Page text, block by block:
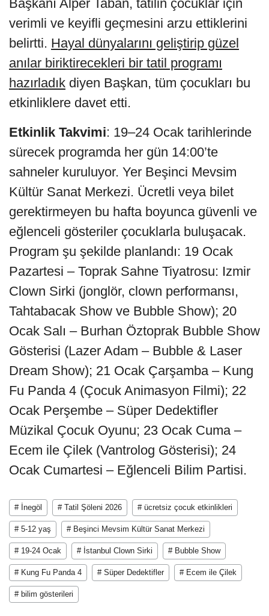
Başkanı Alper Taban, tatilin çocuklar için
verimli ve keyifli geçmesini arzu ettiklerini
belirtti. Hayal dünyalarını geliştirip güzel
anılar biriktirecekleri bir tatil programı
hazırladık diyen Başkan, tüm çocukları bu
etkinliklere davet etti.
Etkinlik Takvimi: 19–24 Ocak tarihlerinde
sürecek programda her gün 14:00’te
sahneler kuruluyor. Yer Beşinci Mevsim
Kültür Sanat Merkezi. Ücretli veya bilet
gerektirmeyen bu hafta boyunca güvenli ve
eğlenceli gösteriler çocuklarla buluşacak.
Program şu şekilde planlandı: 19 Ocak
Pazartesi – Toprak Sahne Tiyatrosu: Izmir
Clown Sirki (jonglör, clown performansı,
Tahtabacak Show ve Bubble Show); 20
Ocak Salı – Burhan Öztoprak Bubble Show
Gösterisi (Lazer Adam – Bubble & Laser
Dream Show); 21 Ocak Çarşamba – Kung
Fu Panda 4 (Çocuk Animasyon Filmi); 22
Ocak Perşembe – Süper Dedektifler
Müzikal Çocuk Oyunu; 23 Ocak Cuma –
Ecem ile Çilek (Vantrolog Gösterisi); 24
Ocak Cumartesi – Eğlenceli Bilim Partisi.
# İnegöl # Tatil Şöleni 2026 # ücretsiz çocuk etkinlikleri
# 5-12 yaş # Beşinci Mevsim Kültür Sanat Merkezi
# 19-24 Ocak # İstanbul Clown Sirki # Bubble Show
# Kung Fu Panda 4 # Süper Dedektifler # Ecem ile Çilek
# bilim gösterileri